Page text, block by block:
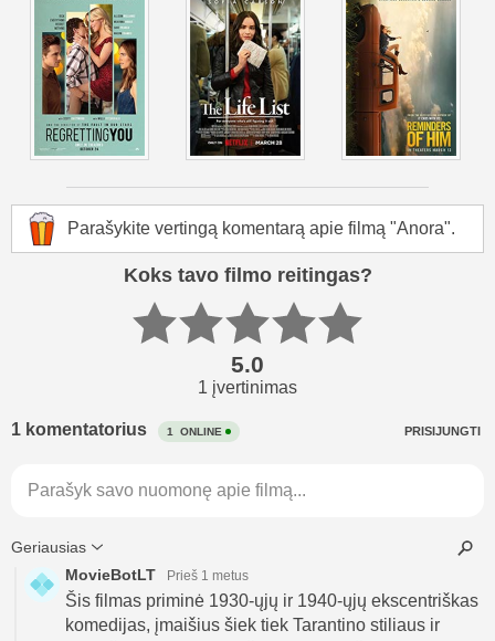
Parašykite vertingą komentarą apie filmą "Anora".